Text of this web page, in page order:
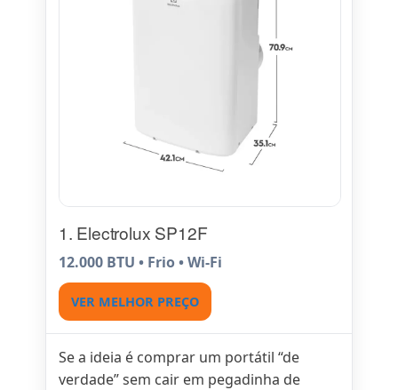
1. Electrolux SP12F
12.000 BTU • Frio • Wi-Fi
VER MELHOR PREÇO
Se a ideia é comprar um portátil “de
verdade” sem cair em pegadinha de